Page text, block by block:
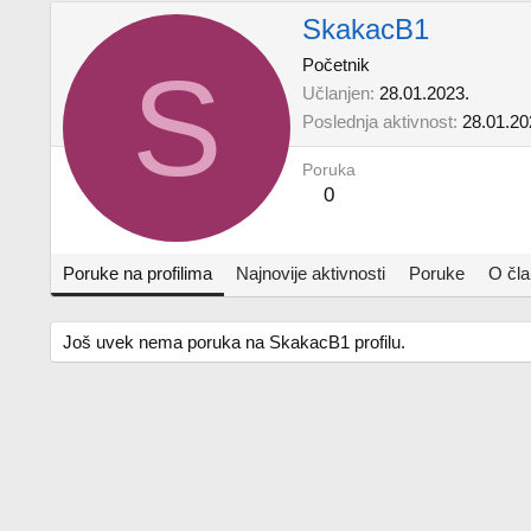
S
SkakacB1
Početnik
Učlanjen 28.01.2023.
Poslednja aktivnost
Poruka
0
Poruke na profilima Najnovije aktivnosti Poruke O
Još uvek nema poruka na SkakacB1 profilu.